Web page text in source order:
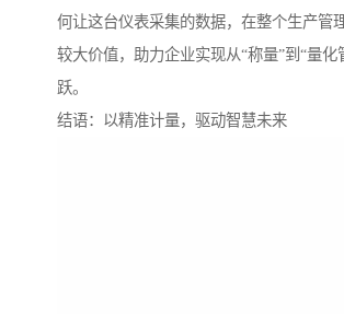
何让这台仪表采集的数据，在整个生产管
较大价值，助力企业实现从“称量”到“量化
跃。
结语：以精准计量，驱动智慧未来